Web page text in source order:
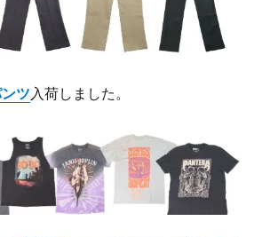
ツ入荷しました。